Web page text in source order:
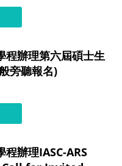
程辦理第六屆碩士生
旁聽報名)
辦理IASC-ARS